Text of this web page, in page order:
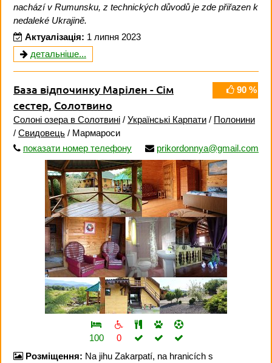
nachází v Rumunsku, z technických důvodů je zde přiřazen k
nedaleké Ukrajině.
Актуалізація: 1 липня 2023
детальніше...
90 %
База відпочинку Марілен - Сім
сестер, Солотвино
Солоні озера в Солотвині / Українські Карпати / Полонини
/ Свидовець / Мармароси
показати номер телефону
prikordonnya@gmail.com
100
0
Розміщення: Na jihu Zakarpatí, na hranicích s